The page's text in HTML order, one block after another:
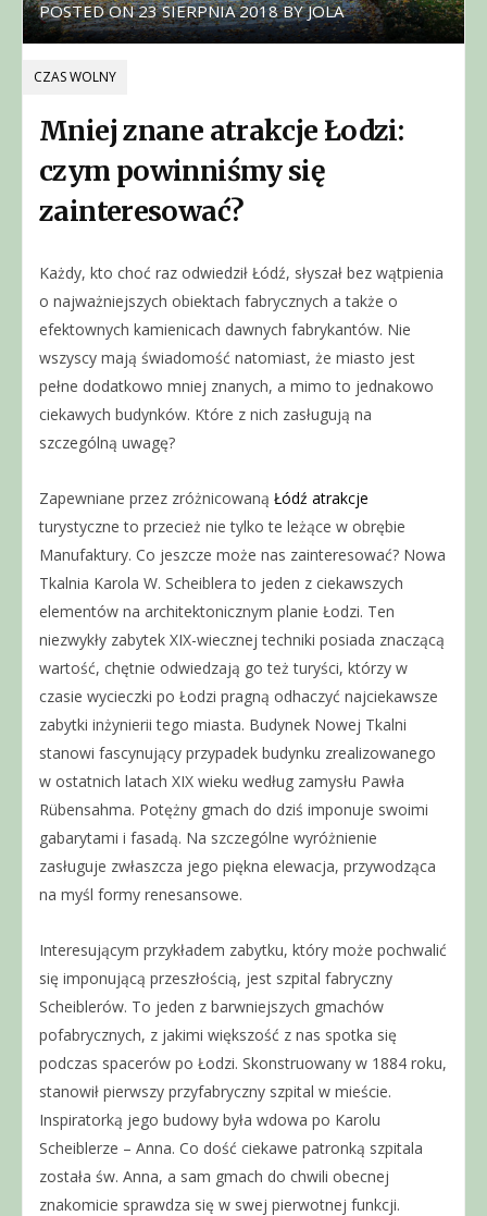
POSTED ON23 SIERPNIA 2018BYJOLA
CZAS WOLNY
Mniej znane atrakcje Łodzi:
czym powinniśmy się
zainteresować?
Każdy, kto choć raz odwiedził Łódź, słyszał bez wątpienia
o najważniejszych obiektach fabrycznych a także o
efektownych kamienicach dawnych fabrykantów. Nie
wszyscy mają świadomość natomiast, że miasto jest
pełne dodatkowo mniej znanych, a mimo to jednakowo
ciekawych budynków. Które z nich zasługują na
szczególną uwagę?
Zapewniane przez zróżnicowaną Łódź atrakcje
turystyczne to przecież nie tylko te leżące w obrębie
Manufaktury. Co jeszcze może nas zainteresować? Nowa
Tkalnia Karola W. Scheiblera to jeden z ciekawszych
elementów na architektonicznym planie Łodzi. Ten
niezwykły zabytek XIX-wiecznej techniki posiada znaczącą
wartość, chętnie odwiedzają go też turyści, którzy w
czasie wycieczki po Łodzi pragną odhaczyć najciekawsze
zabytki inżynierii tego miasta. Budynek Nowej Tkalni
stanowi fascynujący przypadek budynku zrealizowanego
w ostatnich latach XIX wieku według zamysłu Pawła
Rübensahma. Potężny gmach do dziś imponuje swoimi
gabarytami i fasadą. Na szczególne wyróżnienie
zasługuje zwłaszcza jego piękna elewacja, przywodząca
na myśl formy renesansowe.
Interesującym przykładem zabytku, który może pochwalić
się imponującą przeszłością, jest szpital fabryczny
Scheiblerów. To jeden z barwniejszych gmachów
pofabrycznych, z jakimi większość z nas spotka się
podczas spacerów po Łodzi. Skonstruowany w 1884 roku,
stanowił pierwszy przyfabryczny szpital w mieście.
Inspiratorką jego budowy była wdowa po Karolu
Scheiblerze – Anna. Co dość ciekawe patronką szpitala
została św. Anna, a sam gmach do chwili obecnej
znakomicie sprawdza się w swej pierwotnej funkcji.